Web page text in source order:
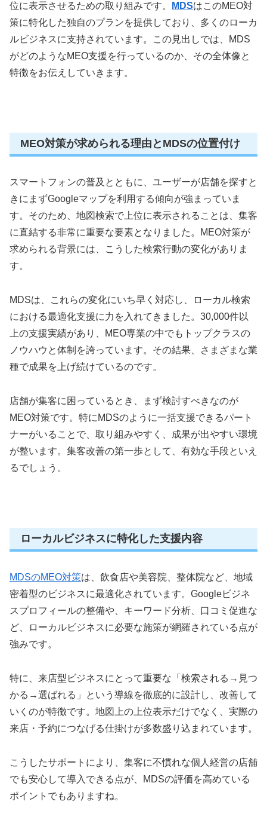
位に表示させるための取り組みです。
MDSはこのMEO対
策に特化した独自のプランを提供しており、多くのローカ
ルビジネスに支持されています。この見出しでは、MDS
がどのようなMEO支援を行っているのか、その全体像と
特徴をお伝えしていきます。
MEO対策が求められる理由とMDSの位置付け
スマートフォンの普及とともに、ユーザーが店舗を探すと
きにまずGoogleマップを利用する傾向が強まっていま
す。そのため、地図検索で上位に表示されることは、集客
に直結する非常に重要な要素となりました。MEO対策が
求められる背景には、こうした検索行動の変化がありま
す。
MDSは、これらの変化にいち早く対応し、ローカル検索
における最適化支援に力を入れてきました。30,000件以
上の支援実績があり、MEO専業の中でもトップクラスの
ノウハウと体制を誇っています。その結果、さまざまな業
種で成果を上げ続けているのです。
店舗が集客に困っているとき、まず検討すべきなのが
MEO対策です。特にMDSのように一括支援できるパート
ナーがいることで、取り組みやすく、成果が出やすい環境
が整います。集客改善の第一歩として、有効な手段といえ
るでしょう。
ローカルビジネスに特化した支援内容
MDSのMEO対策は、飲食店や美容院、整体院など、地域
密着型のビジネスに最適化されています。Googleビジネ
スプロフィールの整備や、キーワード分析、口コミ促進な
ど、ローカルビジネスに必要な施策が網羅されている点が
強みです。
特に、来店型ビジネスにとって重要な「検索される→見つ
かる→選ばれる」という導線を徹底的に設計し、改善して
いくのが特徴です。地図上の上位表示だけでなく、実際の
来店・予約につなげる仕掛けが多数盛り込まれています。
こうしたサポートにより、集客に不慣れな個人経営の店舗
でも安心して導入できる点が、MDSの評価を高めている
ポイントでもありますね。